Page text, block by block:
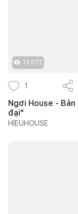
13.072
1
Ngơi House -
đại"
HIEUHOUSE